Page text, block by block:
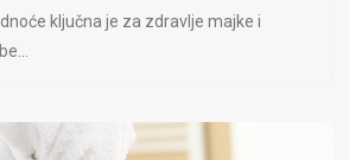
ključna je za zdravlje majke i